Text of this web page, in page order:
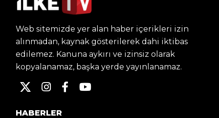
Web sitemizde yer alan haber içerikleri izin
alınmadan, kaynak gösterilerek dahi iktibas
edilemez. Kanuna aykırı ve izinsiz olarak
kopyalanamaz, başka yerde yayınlanamaz.
HABERLER